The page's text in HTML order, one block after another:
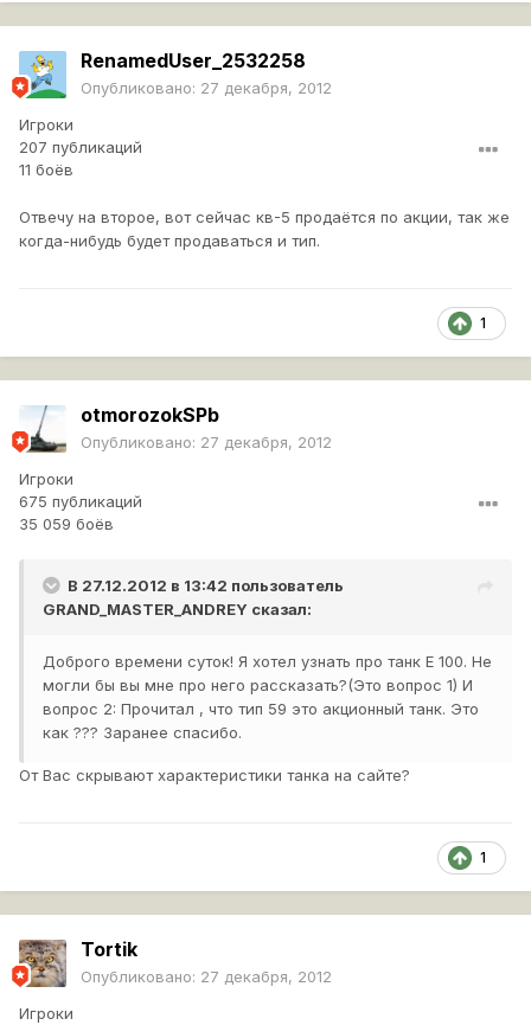
RenamedUser_2532258
Опубликовано: 27 декабря, 2012
Игроки
207 публикаций
11 боёв
Отвечу на второе, вот сейчас кв-5 продаётся по акции, так же
когда-нибудь будет продаваться и тип.
1
otmorozokSPb
Опубликовано: 27 декабря, 2012
Игроки
675 публикаций
35 059 боёв
В 27.12.2012 в 13:42 пользователь
GRAND_MASTER_ANDREY сказал:
Доброго времени суток! Я хотел узнать про танк Е 100. Не
могли бы вы мне про него рассказать?(Это вопрос 1) И
вопрос 2: Прочитал , что тип 59 это акционный танк. Это
как ??? Заранее спасибо.
От Вас скрывают характеристики танка на сайте?
1
Tortik
Опубликовано: 27 декабря, 2012
Игроки